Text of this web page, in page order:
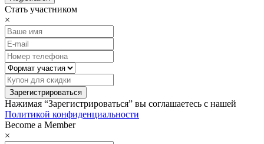
Стать участником
×
Нажимая “Зарегистрироваться” вы соглашаетесь с нашей
Политикой конфиденциальности
Become a Member
×